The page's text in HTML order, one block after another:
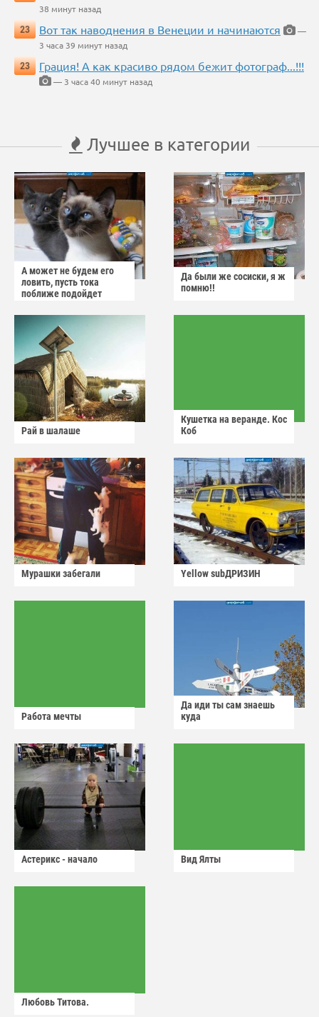
38 минут назад
23
Вот так наводнения в Венеции и начинаются
—
3 часа 39 минут назад
23
Грация! А как красиво рядом бежит фотограф...!!!
— 3 часа 40 минут назад
Лучшее в категории
А может не будем его
ловить, пусть тока
поближе подойдет
Да были же сосиски, я ж
помню!!
Рай в шалаше
Кушетка на веранде. Кос
Коб
Мурашки забегали Yellow subДРИЗИН
Работа мечты
Да иди ты сам знаешь
куда
Астерикс - начало Вид Ялты
Любовь Титова.